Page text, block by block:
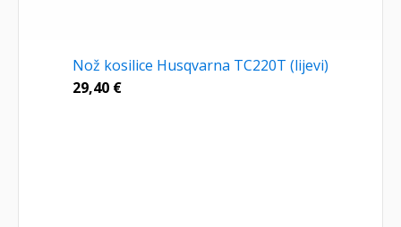
Nož kosilice Husqvarna TC220T (lijevi)
29,40 €